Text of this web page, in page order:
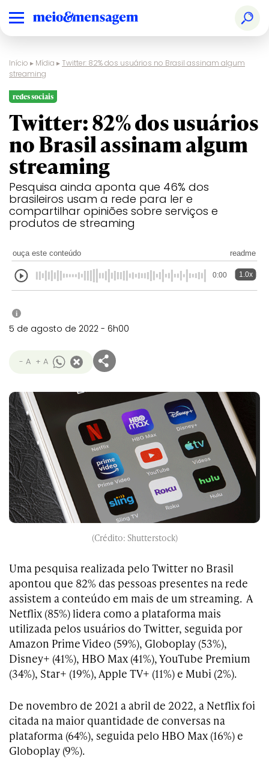
Início ▸ Mídia ▸ Twitter: 82% dos usuários no Brasil assinam algum
streaming
redes sociais
Twitter: 82% dos usuários
no Brasil assinam algum
streaming
Pesquisa ainda aponta que 46% dos
brasileiros usam a rede para ler e
compartilhar opiniões sobre serviços e
produtos de streaming
ouça este conteúdo readme
0:00 1.0x
i
5 de agosto de 2022 - 6h00
- A + A
(Crédito: Shutterstock)
Uma pesquisa realizada pelo Twitter no Brasil
apontou que 82% das pessoas presentes na rede
assistem a conteúdo em mais de um streaming. A
Netflix (85%) lidera como a plataforma mais
utilizada pelos usuários do Twitter, seguida por
Amazon Prime Video (59%), Globoplay (53%),
Disney+ (41%), HBO Max (41%), YouTube Premium
(34%), Star+ (19%), Apple TV+ (11%) e Mubi (2%).
De novembro de 2021 a abril de 2022, a Netflix foi
citada na maior quantidade de conversas na
plataforma (64%), seguida pelo HBO Max (16%) e
Globoplay (9%).